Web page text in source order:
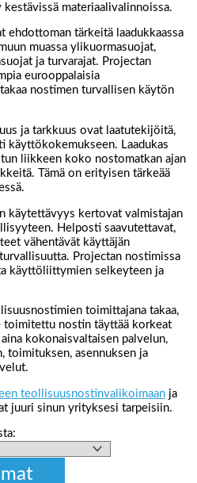
materiaalivalinnoissa.
ehdottoman tärkeitä laadukkaassa
muassa ylikuormasuojat,
ja turvarajat. Projectan
eurooppalaisia
nostimen turvallisen käytön
ja tarkkuus ovat laatutekijöitä,
käyttökokemukseen. Laadukas
liikkeen koko nostomatkan ajan
Tämä on erityisen tärkeää
käytettävyys kertovat valmistajan
Helposti saavutettavat,
vähentävät käyttäjän
Projectan nostimissa
käyttöliittymien selkeyteen ja
toimittajana takaa,
toimitettu nostin täyttää korkeat
kokonaisvaltaisen palvelun,
toimituksen, asennuksen ja
teollisuusnostinvalikoimaan ja
juuri sinun yrityksesi tarpeisiin.